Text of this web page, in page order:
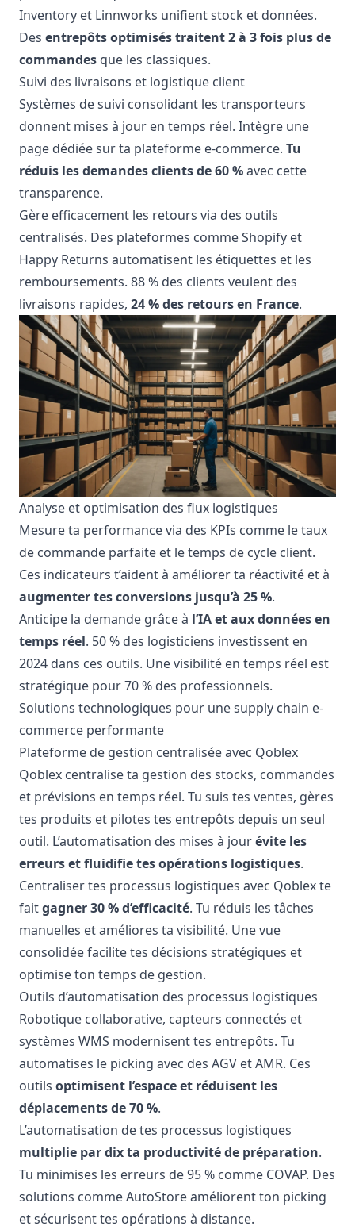
Inventory et Linnworks unifient stock et données.
Des entrepôts optimisés traitent 2 à 3 fois plus de
commandes que les classiques.
Suivi des livraisons et logistique client
Systèmes de suivi consolidant les transporteurs
donnent mises à jour en temps réel. Intègre une
page dédiée sur ta plateforme e-commerce. Tu
réduis les demandes clients de 60 %avec cette
transparence.
Gère efficacement les retours via des outils
centralisés. Des plateformes comme Shopify et
Happy Returns automatisent les étiquettes et les
remboursements. 88 % des clients veulent des
livraisons rapides, 24 % des retours en France.
Analyse et optimisation des flux logistiques
Mesure ta performance via des KPIs comme le taux
de commande parfaite et le temps de cycle client.
Ces indicateurs t’aident à améliorer ta réactivité et à
augmenter tes conversions jusqu’à 25 %.
Anticipe la demande grâce à l’IA et aux données en
temps réel. 50 % des logisticiens investissent en
2024 dans ces outils. Une visibilité en temps réel est
stratégique pour 70 % des professionnels.
Solutions technologiques pour une supply chain e-
commerce performante
Plateforme de gestion centralisée avec Qoblex
Qoblex centralise ta gestion des stocks, commandes
et prévisions en temps réel. Tu suis tes ventes, gères
tes produits et pilotes tes entrepôts depuis un seul
outil. L’automatisation des mises à jourévite les
erreurs et fluidifie tes opérations logistiques.
Centraliser tes processus logistiques avec Qoblex te
faitgagner 30 % d’efficacité. Tu réduis les tâches
manuelles et améliores ta visibilité. Une vue
consolidée facilite tes décisions stratégiques et
optimise ton temps de gestion.
Outils d’automatisation des processus logistiques
Robotique collaborative, capteurs connectés et
systèmes WMS modernisent tes entrepôts. Tu
automatises le picking avec des AGV et AMR. Ces
outils optimisent l’espace et réduisent les
déplacements de 70 %.
L’automatisation de tes processus logistiques
multiplie par dix ta productivité de préparation.
Tu minimises les erreurs de 95 % comme COVAP. Des
solutions comme AutoStore améliorent ton picking
et sécurisent tes opérations à distance.